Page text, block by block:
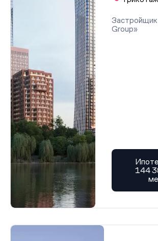
Застройщик
Group»
144